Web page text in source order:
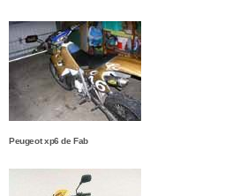
Peugeot xp6 de Fab